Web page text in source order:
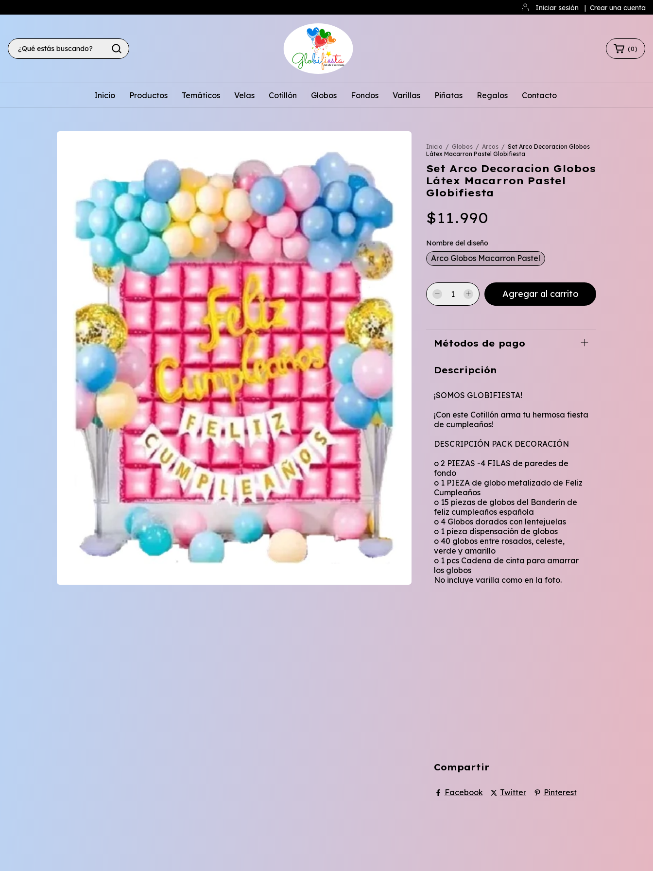
Iniciar sesión | Crear una cuenta
(0)
Inicio Productos Temáticos Velas Cotillón Globos Fondos Varillas Piñatas Regalos Contacto
Inicio / Globos / Arcos / Set Arco Decoracion Globos
Látex Macarron Pastel Globifiesta
Set Arco Decoracion Globos
Látex Macarron Pastel
Globifiesta
$11.990
Nombre del diseño
Arco Globos Macarron Pastel
Métodos de pago
Descripción
¡SOMOS GLOBIFIESTA!
¡Con este Cotillón arma tu hermosa fiesta
de cumpleaños!
DESCRIPCIÓN PACK DECORACIÓN
o 2 PIEZAS -4 FILAS de paredes de
fondo
o 1 PIEZA de globo metalizado de Feliz
Cumpleaños
o 15 piezas de globos del Banderin de
feliz cumpleaños española
o 4 Globos dorados con lentejuelas
o 1 pieza dispensación de globos
o 40 globos entre rosados, celeste,
verde y amarillo
o 1 pcs Cadena de cinta para amarrar
los globos
No incluye varilla como en la foto.
Compartir
Facebook Twitter Pinterest